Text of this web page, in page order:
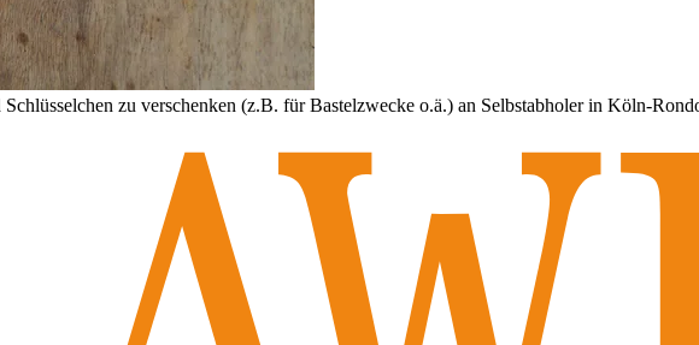
zu verschenken (z.B. für Bastelzwecke o.ä.) an Selbstabholer in Köln-